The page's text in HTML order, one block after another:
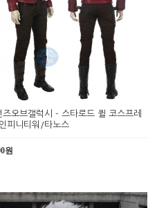
즈오브갤럭시 - 스타로드 퀼 코스프레
피니티워/타노스
원